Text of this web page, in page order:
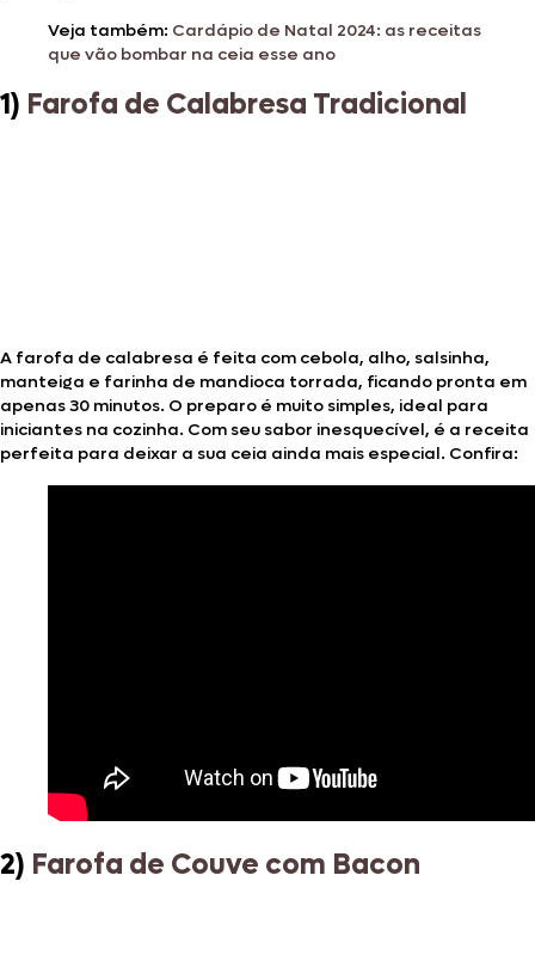
Veja também: Cardápio de Natal 2024: as receitas
que vão bombar na ceia esse ano
1) Farofa de Calabresa Tradicional
A farofa de calabresa é feita com cebola, alho, salsinha,
manteiga e farinha de mandioca torrada, ficando pronta em
apenas 30 minutos. O preparo é muito simples, ideal para
iniciantes na cozinha. Com seu sabor inesquecível, é a receita
perfeita para deixar a sua ceia ainda mais especial. Confira:
2) Farofa de Couve com Bacon